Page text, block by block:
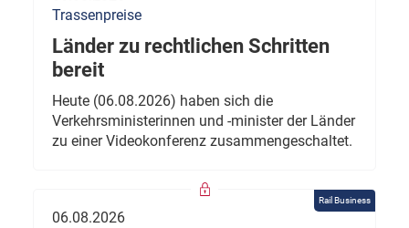
Trassenpreise
Länder zu rechtlichen Schritten
bereit
Heute (06.08.2026) haben sich die
Verkehrsministerinnen und -minister der Länder
zu einer Videokonferenz zusammengeschaltet.
Rail Business
06.08.2026